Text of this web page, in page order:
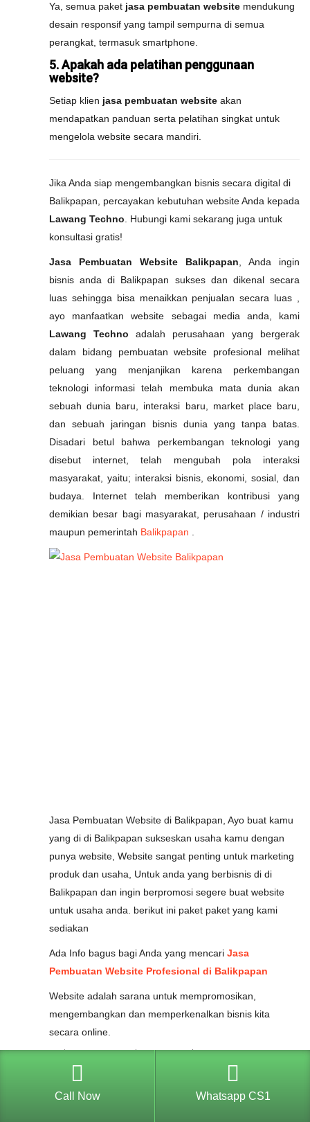
Ya, semua paket jasa pembuatan website mendukung
desain responsif yang tampil sempurna di semua
perangkat, termasuk smartphone.
5. Apakah ada pelatihan penggunaan
website?
Setiap klien jasa pembuatan website akan
mendapatkan panduan serta pelatihan singkat untuk
mengelola website secara mandiri.
Jika Anda siap mengembangkan bisnis secara digital di
Balikpapan, percayakan kebutuhan website Anda kepada
Lawang Techno . Hubungi kami sekarang juga untuk
konsultasi gratis!
Jasa Pembuatan Website Balikpapan , Anda ingin
bisnis anda di Balikpapan sukses dan dikenal secara
luas sehingga bisa menaikkan penjualan secara luas ,
ayo manfaatkan website sebagai media anda, kami
Lawang Techno adalah perusahaan yang bergerak
dalam bidang pembuatan website profesional melihat
peluang yang menjanjikan karena perkembangan
teknologi informasi telah membuka mata dunia akan
sebuah dunia baru, interaksi baru, market place baru,
dan sebuah jaringan bisnis dunia yang tanpa batas.
Disadari betul bahwa perkembangan teknologi yang
disebut internet, telah mengubah pola interaksi
masyarakat, yaitu; interaksi bisnis, ekonomi, sosial, dan
budaya. Internet telah memberikan kontribusi yang
demikian besar bagi masyarakat, perusahaan / industri
maupun pemerintah Balikpapan
Jasa Pembuatan Website di Balikpapan, Ayo buat kamu
yang di di Balikpapan sukseskan usaha kamu dengan
punya website, Website sangat penting untuk marketing
produk dan usaha, Untuk anda yang berbisnis di di
Balikpapan dan ingin berpromosi segere buat website
untuk usaha anda. berikut ini paket paket yang kami
sediakan
Ada Info bagus bagi Anda yang mencari Jasa
Pembuatan Website Profesional di Balikpapan
Website adalah sarana untuk mempromosikan,
mengembangkan dan memperkenalkan bisnis kita
secara online.
Paket Jasa Pembuatan Website
Premium
Website
Platinum
Call Now Whatsapp CS1